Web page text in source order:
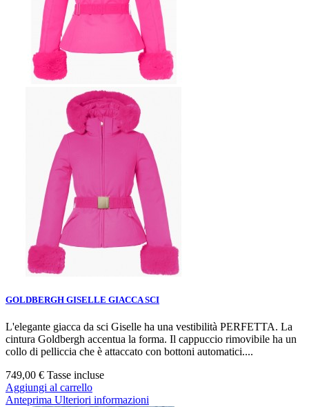
GOLDBERGH GISELLE GIACCA SCI
L'elegante giacca da sci Giselle ha una vestibilità PERFETTA. La
cintura Goldbergh accentua la forma. Il cappuccio rimovibile ha un
collo di pelliccia che è attaccato con bottoni automatici....
749,00 € Tasse incluse
Aggiungi al carrello
Anteprima Ulteriori informazioni